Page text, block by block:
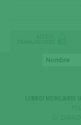
ACCESO
TRABAJADORES